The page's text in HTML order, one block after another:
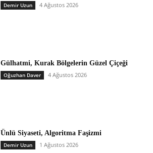
Demir Uzun 4 Ağustos 2026
Gülhatmi, Kurak Bölgelerin Güzel Çiçeği
Oğuzhan Daver 4 Ağustos 2026
Ünlü Siyaseti, Algoritma Faşizmi
Demir Uzun 1 Ağustos 2026